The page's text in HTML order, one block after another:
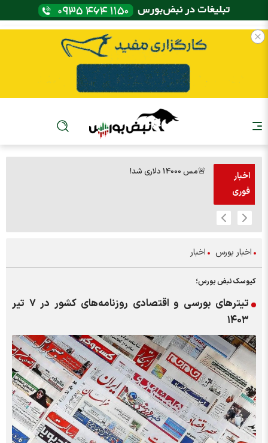
اخبار
فوری
🚨مس 14000 دلاری شد!
اخبار بورس اخبار
کیوسک نبض بورس؛
تیتر‌های بورسی و اقتصادی روزنامه‌های کشور در ۷ تیر
۱۴۰۳